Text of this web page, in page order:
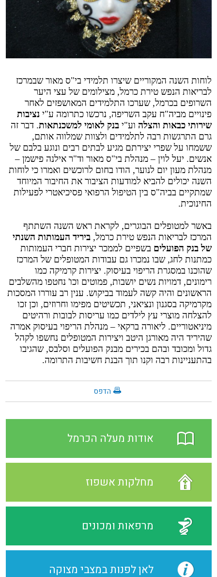
לוחות השנה המקוריים שיצרו תלמידי בי"ס מאור שבמרכז
לבריאות הנפש טירת כרמל, מצילומים של עצי היער
השרופים בכרמל, שערכו התלמידים המאושפזים לאחר
פינויים מביה"ח עקב השריפה, נרכשו כתרומה ע"י נציבות
שירותי כבאות והצלה וע"יבנק לאומי למשכנתאות. דבר זה
גרם התרגשות רבה לתלמידים ולצוות שמלווה אותם,
ששמחו על שפרי יצירתם מגיע לבתים רבים ונוגע בלבם של
אנשים. יעל לוין – מנהלת בי"ס מאור וד"ר אילנה פישמן –
מנהלת מעון יום לנוער, הודו בחום לרוכשים ואמרו כי לוחות
השנה יכולים להביא למודעות הציבור את החיבור המיוחד
שמתקיים בביה"ס בין הטיפול הרפואי פסיכיאטרי לפעילות
החינוכית.
באשר למטופלים הבוגרים, לקראת ראש השנה השתתף
המרכז לבריאות הנפש טירת כרמל,ביריד העמותות השנתי
של בנק הפועליםבשפיים לממכר יצירות חברי העמותות
כמתנות לחג, שבו נמכרו גם עבודות המטופלים של המרכז
שהוכנו במסגרת הריפוי בעיסוק. יצירות קרמיקה כמו
רימונים, דמויות נשים יושבות, פמוטים וכו' נחטפו מהשלבים
הראשונים והיה קשה לעמוד בביקוש. ענין רב עוררו המסכות
מקרמיקה בסגנון ונציאני, תכשיטים מפימו וחרוזים, וכן זכו
להצלחה מוצרי עץ לילדים כמו עריסות לבובות ורהיטים
מיניאטוריים. ליאורה ברקאי – מנהלת הריפוי בעיסוק אמרה
שהיריד היה מאורגן היטב ויצירות המטופלים נחשפו לקהל
גדול ומכובד ובהם בכירים מבנק הפועלים וסלבס, שהגיבו
בהתעניינות רבה וקנו תוך הבנת חשיבות התרומה.
הדפס
אודות מעלה הכרמל
מחלקות אשפוז
מרפאות ומכונים
לאן לפנות במצבי מצוקה